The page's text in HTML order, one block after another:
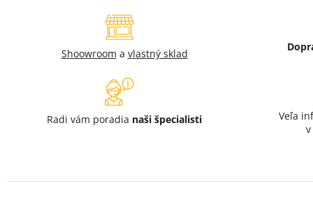
Shoowroom a vlastný sklad
Radi vám poradia naši špecialisti
Veľa
v